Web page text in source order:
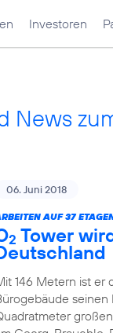
Investoren
News
06. Juni 2018
AUF 37
2 Tower
146 Metern ist er
seinen